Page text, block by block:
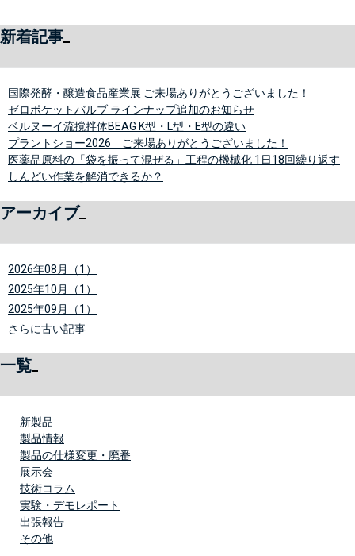
新着記事
国際発酵・醸造食品産業展 ご来場ありがとうございました！
ゼロポケットバルブ ラインナップ追加のお知らせ
ベルヌーイ流撹拌体BEAG K型・L型・E型の違い
プラントショー2026 ご来場ありがとうございました！
医薬品原料の「袋を振って混ぜる」工程の機械化 1日18回繰り返す
しんどい作業を解消できるか？
アーカイブ
2026年08月（1）
2025年10月（1）
2025年09月（1）
さらに古い記事
一覧
新製品
製品情報
製品の仕様変更・廃番
展示会
技術コラム
実験・デモレポート
出張報告
その他